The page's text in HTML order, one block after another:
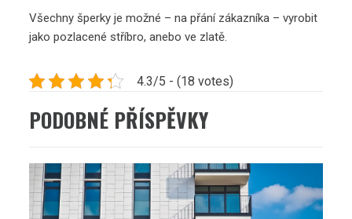
Všechny šperky je možné – na přání zákazníka – vyrobit
jako pozlacené stříbro, anebo ve zlatě.
4.3/5 - (18 votes)
PODOBNÉ PŘÍSPĚVKY